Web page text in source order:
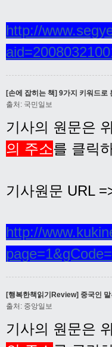
http://
[손에 잡히는 책] 9가지 키워드로
출처: 국민일보
기사의 원문은
의 주소를 클릭
기사원문 URL
http://
[행복한책읽기Review] 중국인
출처: 중앙일보
기사의 원문은